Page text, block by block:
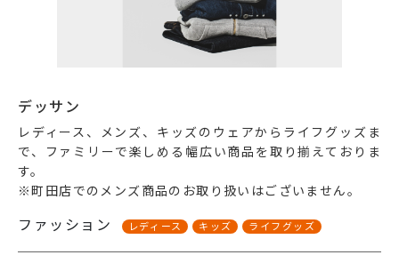
デッサン
レディース、メンズ、キッズのウェアからライフグッズま
で、ファミリーで楽しめる幅広い商品を取り揃えておりま
す。
※町田店でのメンズ商品のお取り扱いはございません。
ファッション レディース キッズ ライフグッズ